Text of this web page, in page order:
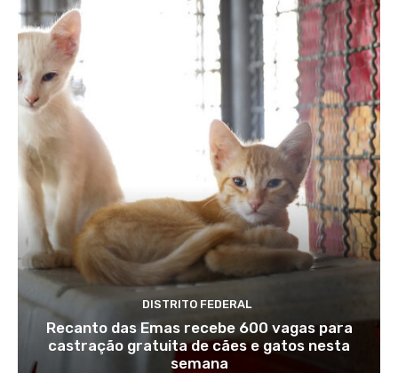
DISTRITO FEDERAL
Recanto das Emas recebe 600 vagas para
castração gratuita de cães e gatos nesta
semana